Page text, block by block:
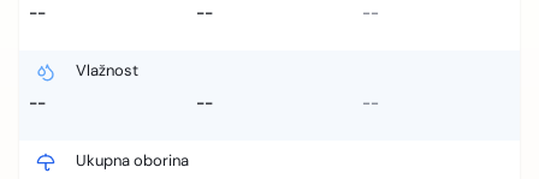
--
-- --
Vlažnost
--
-- --
Ukupna oborina